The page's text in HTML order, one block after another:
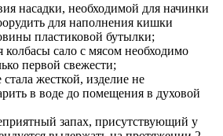
насадки, необходимой для начинки
для наполнения кишки
пластиковой бутылки;
колбасы сало с мясом необходимо
первой свежести;
жесткой, изделие не
в воде до помещения в духовой
запах, присутствующий у